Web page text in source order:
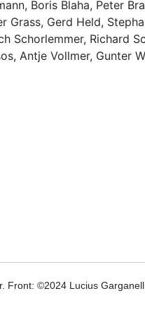
Boris Blaha, Peter
Grass, Gerd Held,
Schorlemmer, Richard
Antje Vollmer, Gunter
Front: ©2024 Lucius